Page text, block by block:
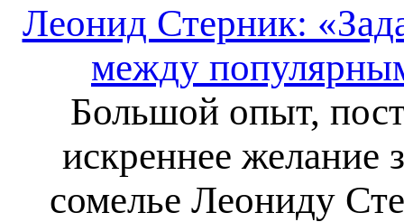
Леонид Стерник:
между
Большой опыт,
искреннее желание
сомелье Леониду